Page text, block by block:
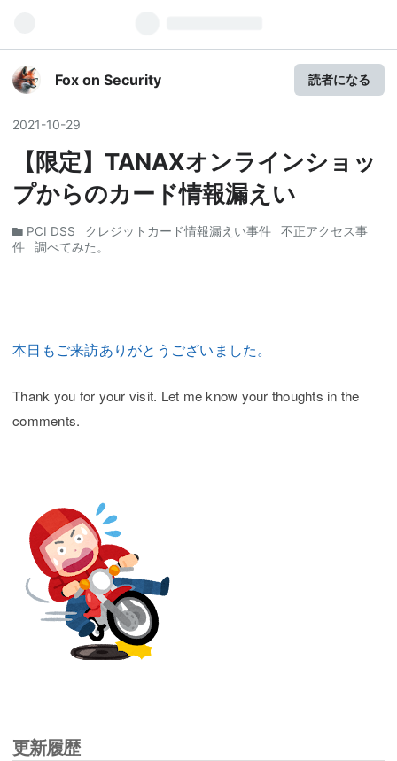
Fox on Security 読者になる
2021-10-29
【限定】TANAXオンラインショッ
プからのカード情報漏えい
PCI DSS クレジットカード情報漏えい事件
不正アクセス事
件
調べてみた。
本日もご来訪ありがとうございました。
Thank you for your visit. Let me know your thoughts in the
comments.
更新履歴